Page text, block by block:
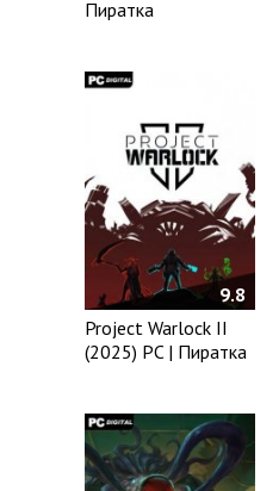
Пиратка
9.8
Project Warlock II
(2025) PC | Пиратка